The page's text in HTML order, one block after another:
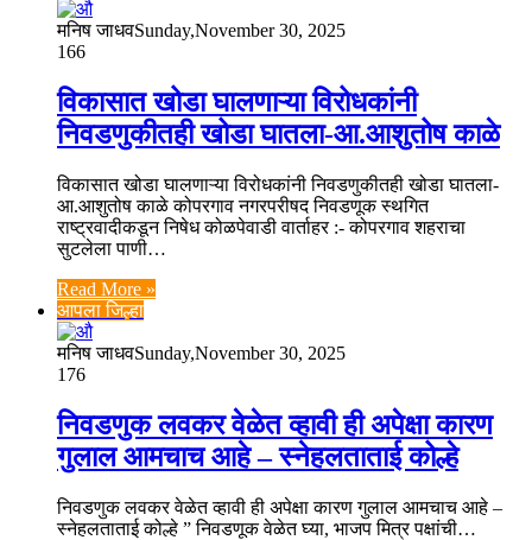
मनिष जाधवSunday,November 30, 2025
166
विकासात खोडा घालणाऱ्या विरोधकांनी
निवडणुकीतही खोडा घातला-आ.आशुतोष काळे
विकासात खोडा घालणाऱ्या विरोधकांनी निवडणुकीतही खोडा घातला-
आ.आशुतोष काळे कोपरगाव नगरपरीषद निवडणूक स्थगित
राष्ट्रवादीकडून निषेध कोळपेवाडी वार्ताहर :- कोपरगाव शहराचा
सुटलेला पाणी…
Read More »
आपला जिल्हा
मनिष जाधवSunday,November 30, 2025
176
निवडणुक लवकर वेळेत व्हावी ही अपेक्षा कारण
गुलाल आमचाच आहे – स्नेहलताताई कोल्हे
निवडणुक लवकर वेळेत व्हावी ही अपेक्षा कारण गुलाल आमचाच आहे –
स्नेहलताताई कोल्हे ” निवडणूक वेळेत घ्या, भाजप मित्र पक्षांची…